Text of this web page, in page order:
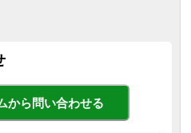
から問い合わせる